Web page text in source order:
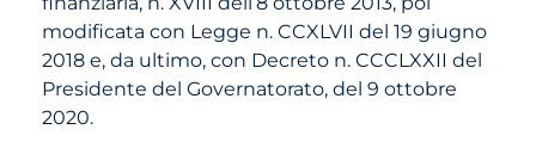
modificata con Legge n. CCXLVII del 19 giugno
2018 e, da ultimo, con Decreto n. CCCLXXII del
Presidente del Governatorato, del 9 ottobre
2020.